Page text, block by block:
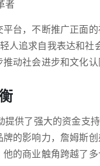
台，不断推广正面
人追求自我表达和
动社会进步和文化认
供了强大的资金支
的影响力，詹姆斯
的商业触角跨越了